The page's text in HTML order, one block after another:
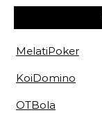
MelatiPoker
KoiDomino
OTBola